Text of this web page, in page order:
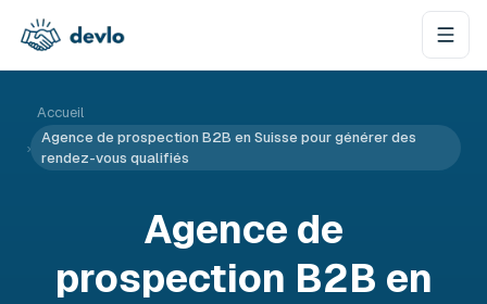
Accueil
›
Agence de prospection B2B en Suisse pour générer des
rendez-vous qualifiés
Agence de
prospection B2B en